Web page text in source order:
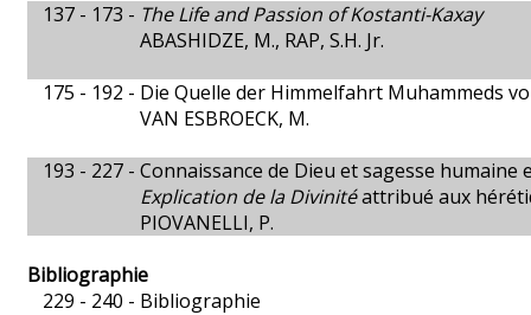
137 - 173 - The Life and Passion of Kostanti-Kaxay
ABASHIDZE, M., RAP, S.H. Jr.
175 - 192 - Die Quelle der Himmelfahrt Muhammeds
VAN ESBROECK, M.
193 - 227 - Connaissance de Dieu et sagesse humaine
Explication de la Divinitéattribué aux
PIOVANELLI, P.
Bibliographie
229 - 240 - Bibliographie